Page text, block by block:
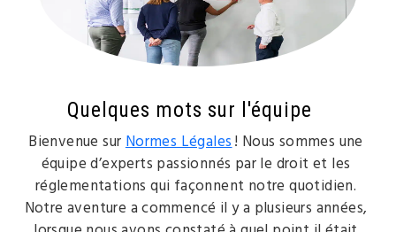
Quelques mots sur l'équipe
Bienvenue surNormes Légales! Nous sommes une
équipe d’experts passionnés par le droit et les
réglementations qui façonnent notre quotidien.
Notre aventure a commencé il y a plusieurs années,